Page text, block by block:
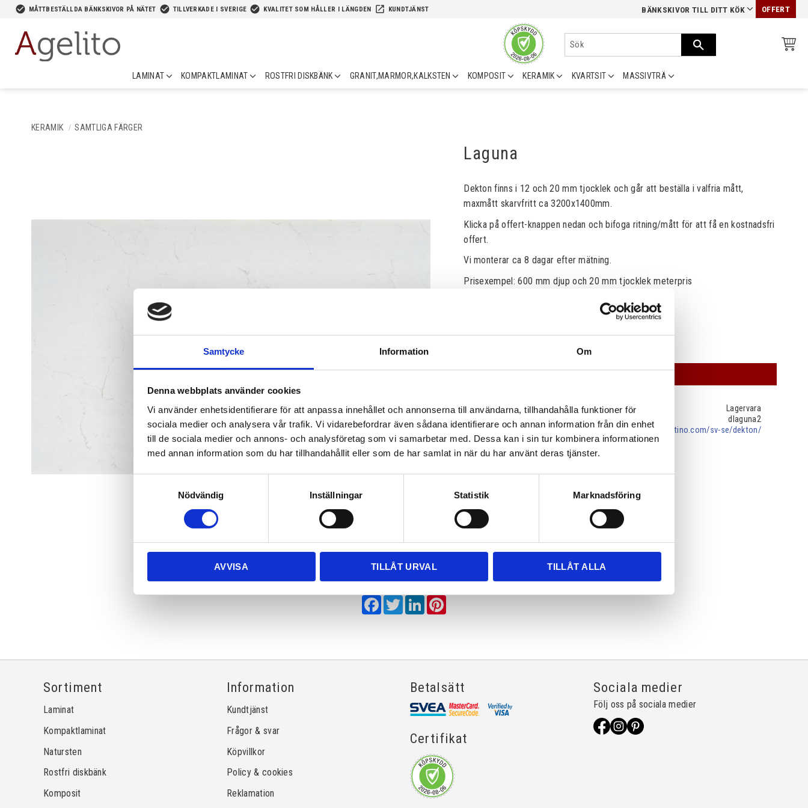
Samtycke Information Om
Denna webbplats använder cookies
Vi använder enhetsidentifierare för att anpassa innehållet och annonserna till användarna, tillhandahålla funktioner för
sociala medier och analysera vår trafik. Vi vidarebefordrar även sådana identifierare och annan information från din enhet
till de sociala medier och annons- och analysföretag som vi samarbetar med. Dessa kan i sin tur kombinera informationen
med annan information som du har tillhandahållit eller som de har samlat in när du har använt deras tjänster.
Nödvändig
Inställningar Statistik Marknadsföring
AVVISA TILLÅT URVAL TILLÅT ALLA
check_circle MÅTTBESTÄLLDA BÄNKSKIVOR PÅ NÄTET check_circle TILLVERKADE I SVERIGE check_circle KVALITET SOM HÅLLER I LÄNGDEN launch KUNDTJÄNST BÄNKSKIVOR TILL DITT KÖK OFFERT
LAMINAT KOMPAKTLAMINAT ROSTFRI DISKBÄNK GRANIT,MARMOR,KALKSTEN KOMPOSIT KERAMIK KVARTSIT MASSIVTRÄ
KERAMIK SAMTLIGA FÄRGER
Laguna
Dekton finns i 12 och 20 mm tjocklek och går att beställa i valfria mått,
maxmått skarvfritt ca 3200x1400mm. ​​
Klicka på offert-knappen nedan och bifoga ritning/mått för att få en kostnadsfri
offert.
Vi monterar ca 8 dagar efter mätning.
Prisexempel: 600 mm djup och 20 mm tjocklek meterpris
4 690,00
OFFERT
Lagerstatus
Lagervara
Artikelnr
dlaguna2
Läs mer
cosentino.com/sv-se/dekton/
Dela med dig
FacebookTwitterLinkedIn
Sortiment
Laminat
Kompaktlaminat
Natursten
Rostfri diskbänk
Komposit
Information
Kundtjänst
Frågor & svar
Köpvillkor
Policy & cookies
Reklamation
Betalsätt
Certifikat
Sociala medier
Följ oss på sociala medier